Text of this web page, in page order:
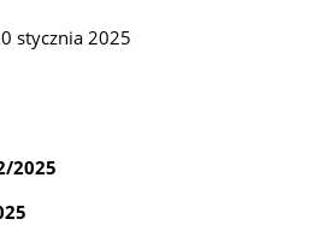
stycznia 2025
2025